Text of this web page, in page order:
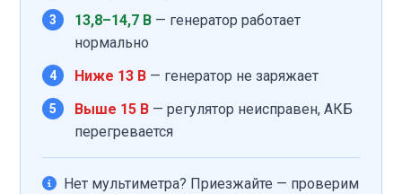
3 13,8–14,7 В — генератор работает
нормально
4 Ниже 13 В — генератор не заряжает
5 Выше 15 В — регулятор неисправен, АКБ
перегревается
Нет мультиметра? Приезжайте — проверим